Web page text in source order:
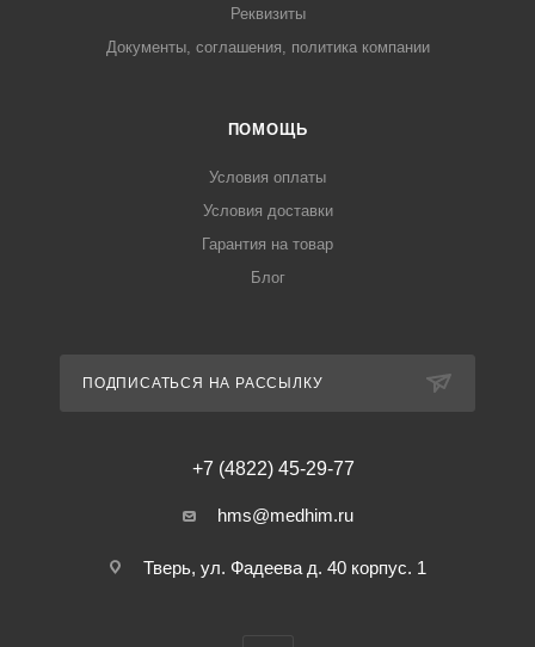
Реквизиты
Документы, соглашения, политика компании
ПОМОЩЬ
Условия оплаты
Условия доставки
Гарантия на товар
Блог
ПОДПИСАТЬСЯ НА РАССЫЛКУ
+7 (4822) 45-29-77
hms@medhim.ru
Тверь, ул. Фадеева д. 40 корпус. 1